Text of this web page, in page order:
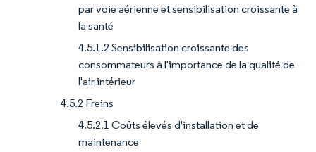
par voie aérienne et sensibilisation croissante à
la santé
4.5.1.2 Sensibilisation croissante des
consommateurs à l'importance de la qualité de
l'air intérieur
4.5.2 Freins
4.5.2.1 Coûts élevés d'installation et de
maintenance